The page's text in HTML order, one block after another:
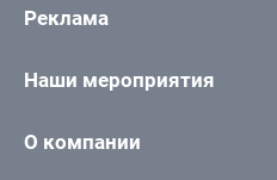
Реклама
Наши мероприятия
О компании